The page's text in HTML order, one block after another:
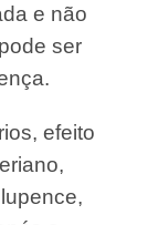
e não
ser
efeito